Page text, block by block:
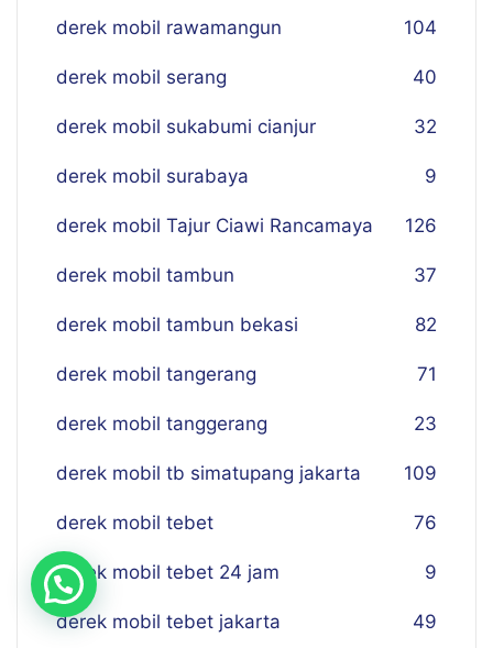
derek mobil rawamangun 104
derek mobil serang 40
derek mobil sukabumi cianjur 32
derek mobil surabaya 9
derek mobil Tajur Ciawi Rancamaya 126
derek mobil tambun 37
derek mobil tambun bekasi 82
derek mobil tangerang 71
derek mobil tanggerang 23
derek mobil tb simatupang jakarta 109
derek mobil tebet 76
derek mobil tebet 24 jam 9
derek mobil tebet jakarta 49